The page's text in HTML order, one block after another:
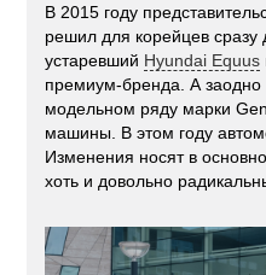
В 2015 году
решил для корейцев сразу
устаревший Hyundai Equus
премиум-бренда. А
модельном ряду марки
машины. В этом году
Изменения носят в
хоть и довольно